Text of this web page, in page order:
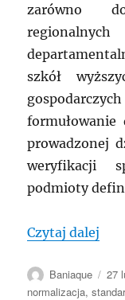
zarówno
szkół
prowadzonej
weryfikacji
podmioty
Czytaj dalej
Autor
Baniaque 27
normalizacja,